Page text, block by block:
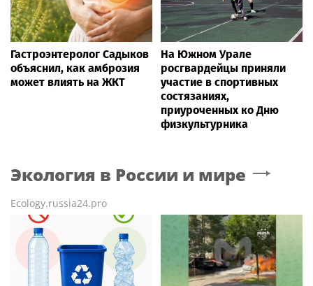
Гастроэнтеролог Садыков
объяснил, как амброзия
может влиять на ЖКТ
На Южном Урале
росгвардейцы приняли
участие в спортивных
состязаниях,
приуроченных ко Дню
физкультурника
Экология в России и мире
Ecology.russia24.pro